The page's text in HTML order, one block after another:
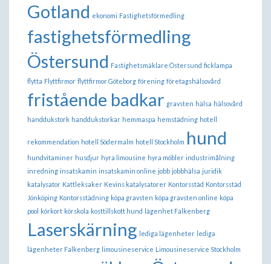
Gotland ekonomi Fastighetsförmedling
fastighetsförmedling
Östersund Fastighetsmäklare Östersund ficklampa
flytta Flyttfirmor flyttfirmor Göteborg förening företagshälsovård
fristående badkar gravsten hälsa hälsovård
handdukstork handdukstorkar hemmaspa hemstädning hotell
rekommendation hotell Södermalm hotell Stockholm hund
hundvitaminer husdjur hyra limousine hyra möbler industrimålning
inredning insatskamin insatskamin online jobb jobbhälsa juridik
katalysator Kattleksaker Kevins katalysatorer Kontorsstäd Kontorsstäd
Jönköping Kontorsstädning köpa gravsten köpa gravsten online köpa
pool
körkort körskola kosttillskott hund lägenhet Falkenberg
Laserskärning lediga lägenheter lediga
lägenheter Falkenberg limousineservice Limousineservice Stockholm